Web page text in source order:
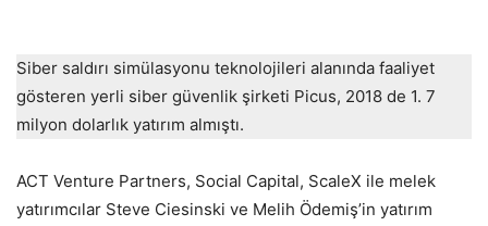
Siber saldırı simülasyonu teknolojileri alanında faaliyet
gösteren yerli siber güvenlik şirketi Picus, 2018 de 1. 7
milyon dolarlık yatırım almıştı.
ACT Venture Partners, Social Capital, ScaleX ile melek
yatırımcılar Steve Ciesinski ve Melih Ödemiş’in yatırım